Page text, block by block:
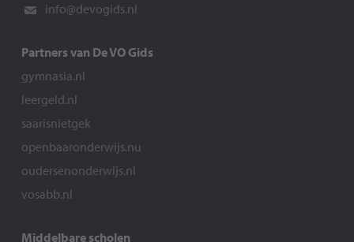
info@devogids.nl
Partners van De VO Gids
gymnasia.nl
leergeld.nl
saarisnietgek
openbaaronderwijs.nu
oudersenonderwijs.nl
vosabb.nl
Middelbare scholen